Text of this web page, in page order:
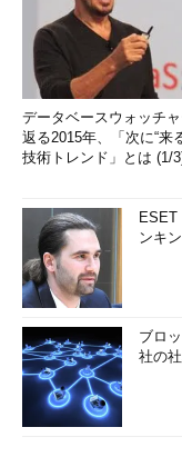
データベースウォッチ
返る2015年、「次に“来
技術トレンド」とは (1/
ESET
ンキ
ブロ
社の